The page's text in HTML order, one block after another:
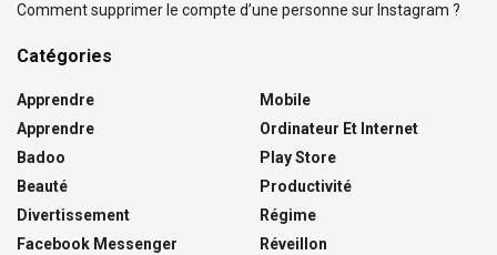
Comment supprimer le compte d’une personne sur Instagram ?
Catégories
Apprendre
Apprendre
Badoo
Beauté
Divertissement
Facebook Messenger
Mobile
Ordinateur Et Internet
Play Store
Productivité
Régime
Réveillon